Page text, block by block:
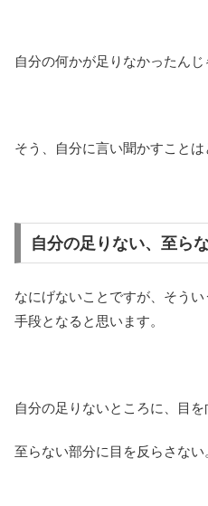
自分の何かが足りなかったんじ
そう、自分に言い聞かすことは
自分の足りない、至ら
なにげないことですが、そう
手段となると思います。
自分の足りないところに、目を
至らない部分に目を反らさない